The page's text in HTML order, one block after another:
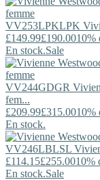
VV253LPKLPK
£149.99£190.0010%
En stock.Sale
VV244GDGR
fem...
£209.99£315.0010%
En stock.
VV246LBLSL
£114.15£255.0010%
En stock.Sale